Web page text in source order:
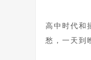
高中时代和
愁，一天到